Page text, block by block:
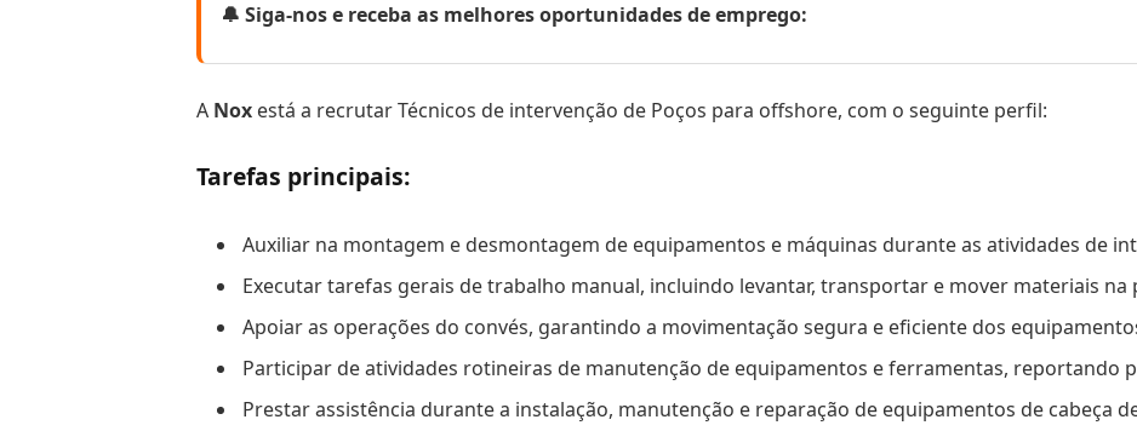
🔔 Siga-nos e receba as melhores oportunidades de emprego:
A Nox está a recrutar Técnicos de intervenção de Poços para offshore, com o seguinte perfil:
Tarefas principais:
Auxiliar na montagem e desmontagem de equipamentos e máquinas durante as atividades de
Executar tarefas gerais de trabalho manual, incluindo levantar, transportar e mover materiais
Apoiar as operações do convés, garantindo a movimentação segura e eficiente dos
Participar de atividades rotineiras de manutenção de equipamentos e ferramentas, reportando
Prestar assistência durante a instalação, manutenção e reparação de equipamentos de cabeça